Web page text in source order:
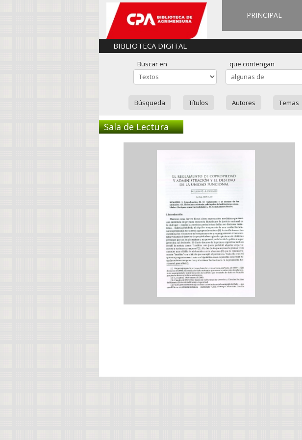
PRINCIPAL
BIBLIOTECA DIGITAL
Buscar en que contengan
Búsqueda Títulos Autores Temas
Sala de Lectura